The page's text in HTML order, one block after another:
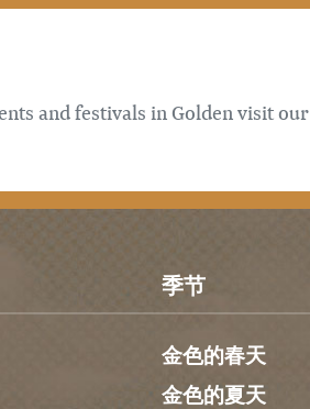
and festivals in Golden visit our
季节
金色的春天
金色的夏天